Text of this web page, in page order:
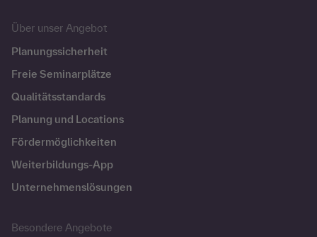
Über unser Angebot
Planungssicherheit
Freie Seminarplätze
Qualitätsstandards
Planung und Locations
Fördermöglichkeiten
Weiterbildungs-App
Unternehmenslösungen
Besondere Angebote